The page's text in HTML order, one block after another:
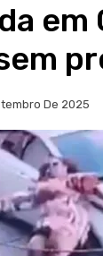
em
De 2025